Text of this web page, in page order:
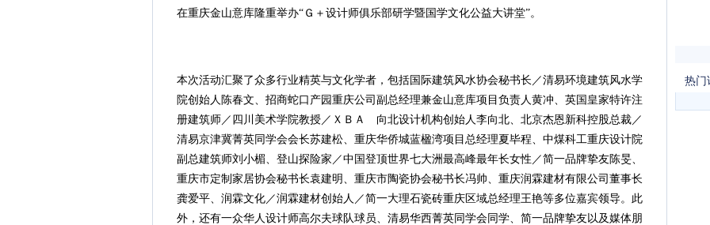
在重庆金山意库隆重举办“Ｇ＋设计师俱乐部研学暨国学文化公益大讲堂”。
本次活动汇聚了众多行业精英与文化学者，包括国际建筑风水协会秘书长／清易环境建筑风水学
院创始人陈春文、招商蛇口产园重庆公司副总经理兼金山意库项目负责人黄冲、英国皇家特许注
册建筑师／四川美术学院教授／ＸＢＡ 向北设计机构创始人李向北、北京杰恩新科控股总裁／
清易京津冀菁英同学会会长苏建松、重庆华侨城蓝楹湾项目总经理夏毕程、中煤科工重庆设计院
副总建筑师刘小楣、登山探险家／中国登顶世界七大洲最高峰最年长女性／简一品牌挚友陈旻、
重庆市定制家居协会秘书长袁建明、重庆市陶瓷协会秘书长冯帅、重庆润霖建材有限公司董事长
龚爱平、润霖文化／润霖建材创始人／简一大理石瓷砖重庆区域总经理王艳等多位嘉宾领导。此
外，还有一众华人设计师高尔夫球队球员、清易华西菁英同学会同学、简一品牌挚友以及媒体朋
热门